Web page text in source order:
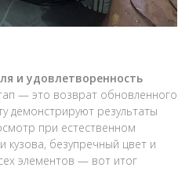
и удовлетворенность
— это возврат обновленного
демонстрируют результаты
при естественном
безупречный цвет и
элементов — вот итог